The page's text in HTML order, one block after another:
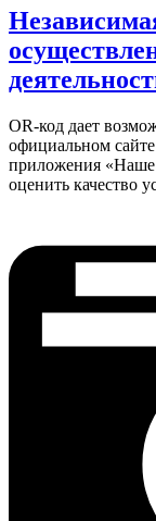
OR-код дает
официальном
приложения
оценить качество